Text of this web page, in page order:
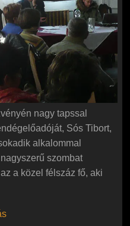
nagy tapssal
Sós Tibort,
alkalommal
szombat
a közel félszáz fő, aki
kiválasztottak” címmel